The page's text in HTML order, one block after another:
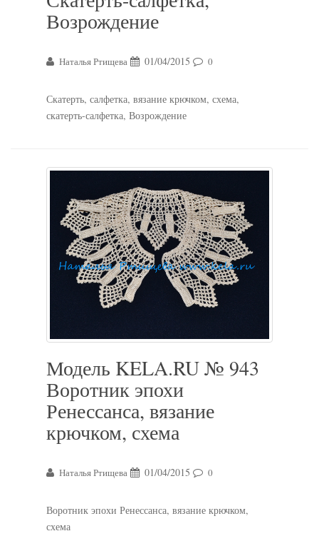
Возрождение
Наталья Ртищева 01/04/2015 0
Скатерть, салфетка, вязание крючком, схема,
скатерть-салфетка, Возрождение
Модель KELA.RU № 943
Воротник эпохи
Ренессанса, вязание
крючком, схема
Наталья Ртищева 01/04/2015 0
Воротник эпохи Ренессанса, вязание крючком,
схема